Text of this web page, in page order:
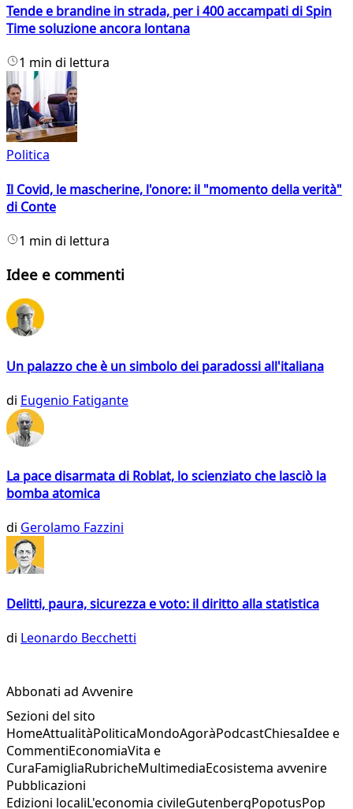
Tende e brandine in strada, per i 400 accampati di Spin
Time soluzione ancora lontana
1 min di lettura
Politica
Il Covid, le mascherine, l'onore: il "momento della verità"
di Conte
1 min di lettura
Idee e commenti
Un palazzo che è un simbolo dei paradossi all'italiana
di Eugenio Fatigante
La pace disarmata di Roblat, lo scienziato che lasciò la
bomba atomica
di Gerolamo Fazzini
Delitti, paura, sicurezza e voto: il diritto alla statistica
di Leonardo Becchetti
Abbonati ad Avvenire
Sezioni del sito
HomeAttualitàPoliticaMondoAgoràPodcastChiesaIdee e
CommentiEconomiaVita e
CuraFamigliaRubricheMultimediaEcosistema avvenire
Pubblicazioni
Edizioni localiL'economia civileGutenbergPopotusPop